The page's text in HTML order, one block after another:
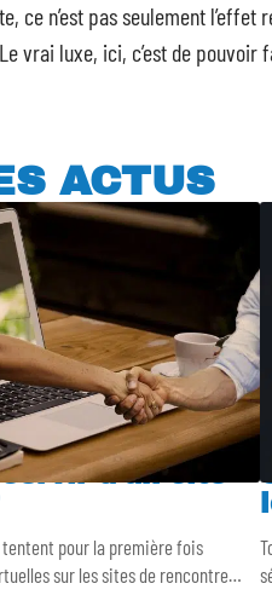
ce n’est pas seulement
vrai luxe, ici, c’est de
ACTUS
d’un site
tentent pour la première fois
sur les sites de rencontre…